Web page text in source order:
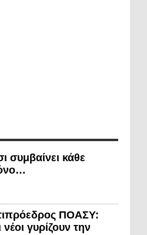
συμβαίνει κάθε
ΠΟΑΣΥ:
νέοι γυρίζουν την